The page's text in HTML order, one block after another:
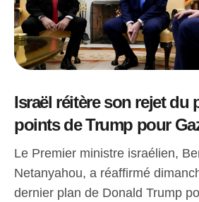
Israël réitère son rejet du
points de Trump pour
Le Premier ministre israélien,
Netanyahou, a réaffirmé
dernier plan de Donald Trump